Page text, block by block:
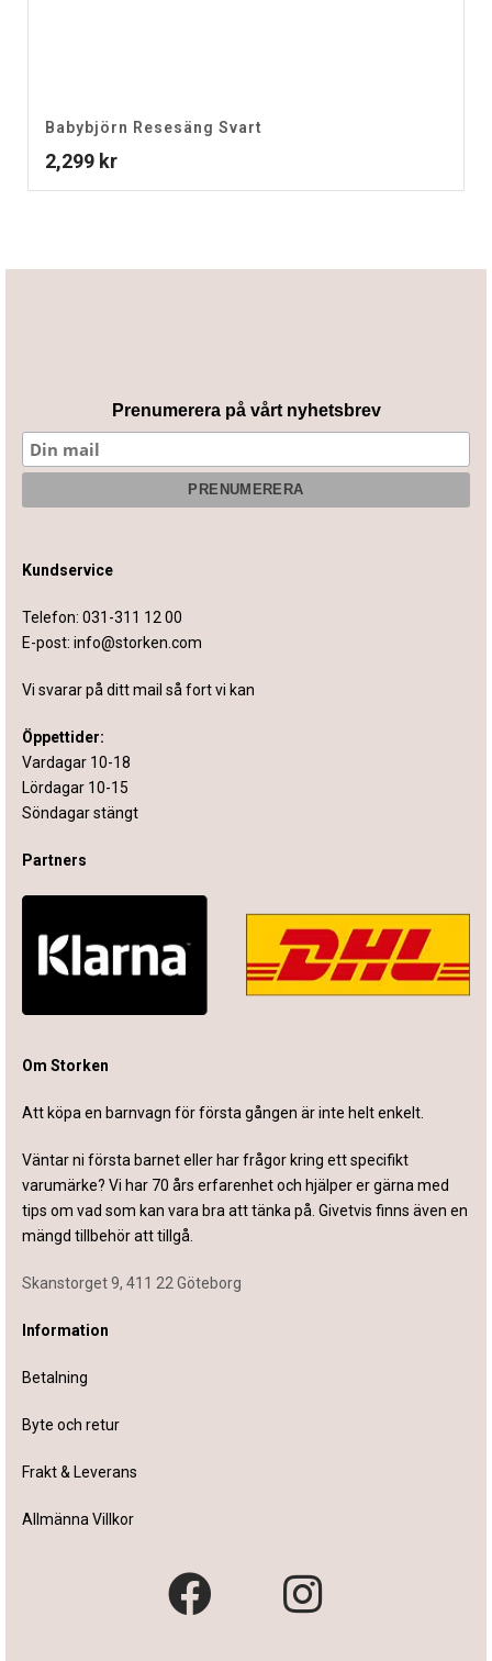
Babybjörn Resesäng Svart
2,299 kr
Prenumerera på vårt nyhetsbrev
Kundservice
Telefon: 031-311 12 00
E-post: info@storken.com
Vi svarar på ditt mail så fort vi kan
Öppettider:
Vardagar 10-18
Lördagar 10-15
Söndagar stängt
Partners
Om Storken
Att köpa en barnvagn för första gången är inte helt enkelt.
Väntar ni första barnet eller har frågor kring ett specifikt
varumärke? Vi har 70 års erfarenhet och hjälper er gärna med
tips om vad som kan vara bra att tänka på. Givetvis finns även en
mängd tillbehör att tillgå.
Skanstorget 9, 411 22 Göteborg
Information
Betalning
Byte och retur
Frakt & Leverans
Allmänna Villkor